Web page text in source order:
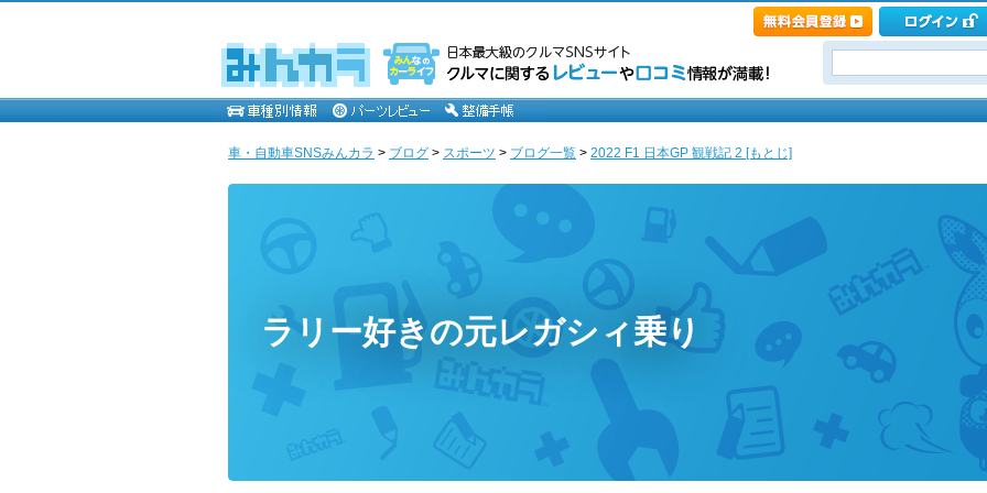
車・自動車SNSみんカラ > ブログ > スポーツ > ブログ一覧 > 2022 F1 日本GP 観戦記 2 [もとじ]
ラリー好きの元レガシィ乗り